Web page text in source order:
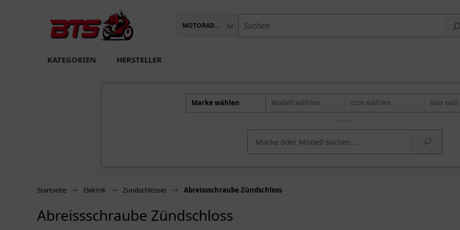
MOTORADTEILE
KATEGORIEN HERSTELLER
Marke wählen Modell wählen ccm wählen Jahr
Startseite Elektrik Zündschlösser Abreissschraube Zündschloss
Abreissschraube Zündschloss